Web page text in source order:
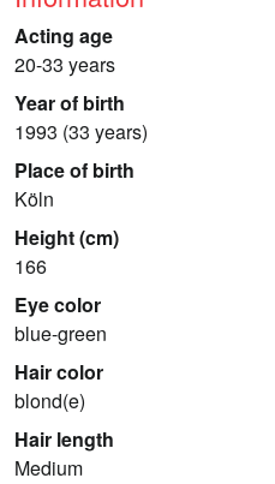
Acting age
20-33 years
Year of birth
1993 (33 years)
Place of birth
Köln
Height (cm)
166
Eye color
blue-green
Hair color
blond(e)
Hair length
Medium